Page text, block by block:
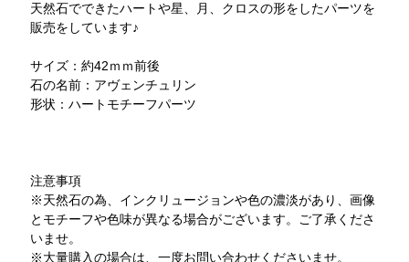
天然石でできたハートや星、月、クロスの形をしたパーツを
販売をしています♪
サイズ：約42ｍｍ前後
石の名前：アヴェンチュリン
形状：ハートモチーフパーツ
注意事項
※天然石の為、インクリュージョンや色の濃淡があり、画像
とモチーフや色味が異なる場合がございます。ご了承くださ
いませ。
※大量購入の場合は、一度お問い合わせくださいませ。